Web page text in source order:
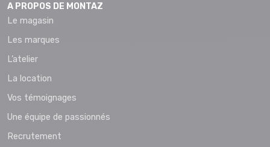
A PROPOS DE MONTAZ
Le magasin
Les marques
L’atelier
La location
Vos témoignages
Une équipe de passionnés
Recrutement